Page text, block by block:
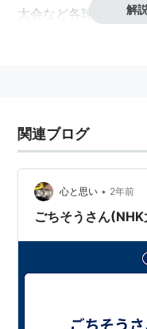
大会など各球技の試合
2012年4月から2015
が命名権（ネーミン
「BODYMAKERコロ
）の愛称となって
2015年6月17日、大
エディオンと命名権
エディオン
アクセス
解
関連ブログ
心と思い • 2年前
ごちそうさん